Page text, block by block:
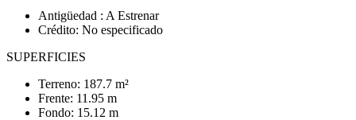
Antigüedad : A Estrenar
Crédito: No especificado
SUPERFICIES
Terreno: 187.7 m²
Frente: 11.95 m
Fondo: 15.12 m